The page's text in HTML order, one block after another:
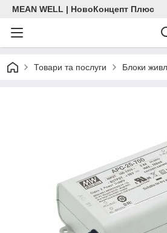
MEAN WELL | НовоКонцепт Плюс
Товари та послуги Блоки